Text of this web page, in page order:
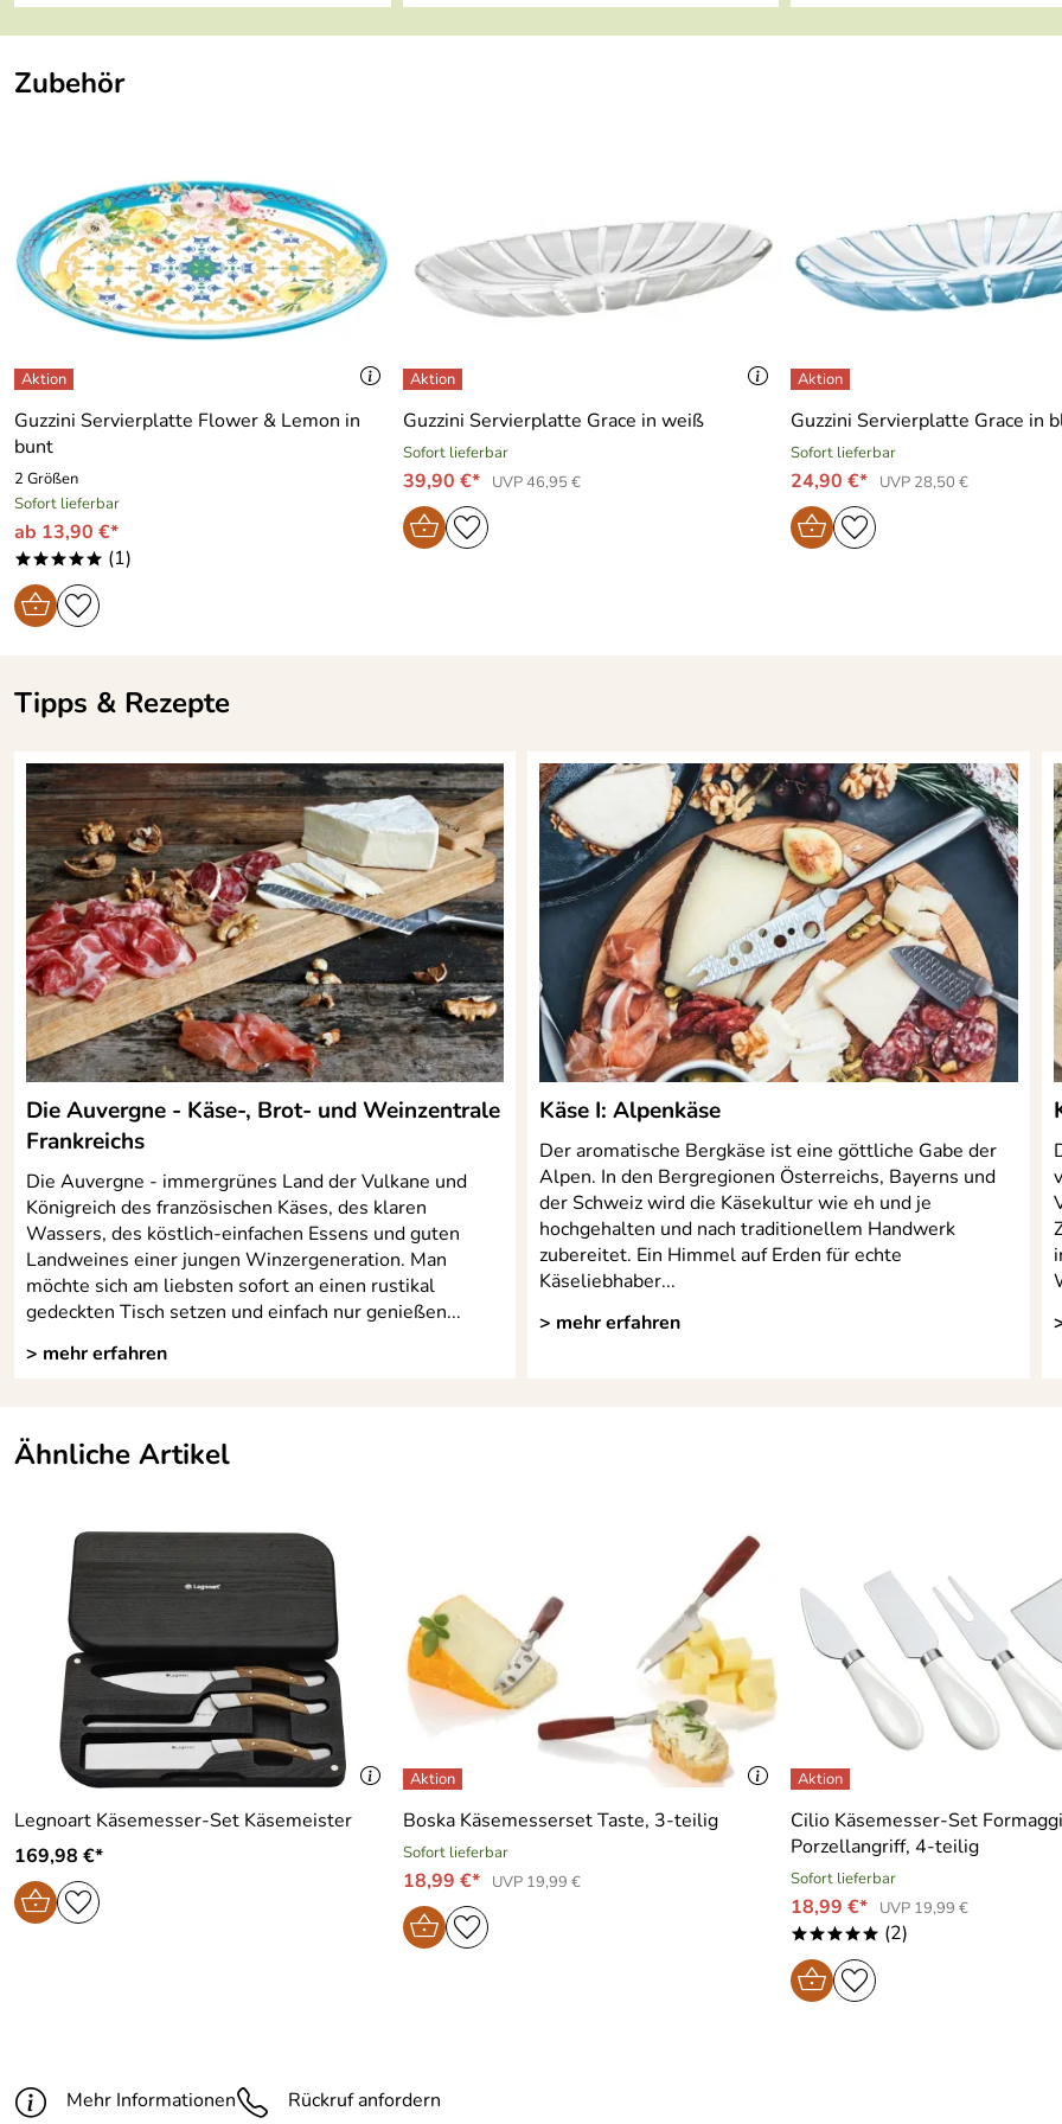
Zubehör
Guzzini Servierplatte Flower & Lemon in
bunt
2 Größen
Sofort lieferbar
ab 13,90 €*
***** (1)
Guzzini Servierplatte Grace in weiß
Sofort lieferbar
39,90 €* UVP 46,95 €
Guzzini Servierplatte Grace in
Sofort lieferbar
24,90 €* UVP 28,50 €
Tipps & Rezepte
Die Auvergne - Käse-, Brot- und Weinzentrale
Frankreichs
Die Auvergne - immergrünes Land der Vulkane und
Königreich des französischen Käses, des klaren
Wassers, des köstlich-einfachen Essens und guten
Landweines einer jungen Winzergeneration. Man
möchte sich am liebsten sofort an einen rustikal
gedeckten Tisch setzen und einfach nur genießen...
> mehr erfahren
Käse I: Alpenkäse
Der aromatische Bergkäse ist eine göttliche Gabe der
Alpen. In den Bergregionen Österreichs, Bayerns und
der Schweiz wird die Käsekultur wie eh und je
hochgehalten und nach traditionellem Handwerk
zubereitet. Ein Himmel auf Erden für echte
Käseliebhaber...
> mehr erfahren
Ähnliche Artikel
Legnoart Käsemesser-Set Käsemeister
169,98 €*
Boska Käsemesserset Taste, 3-teilig
Sofort lieferbar
18,99 €* UVP 19,99 €
Cilio Käsemesser-Set
Porzellangriff, 4-teilig
Sofort lieferbar
18,99 €* UVP 19,99 €
***** (2)
Mehr Informationen Rückruf anfordern